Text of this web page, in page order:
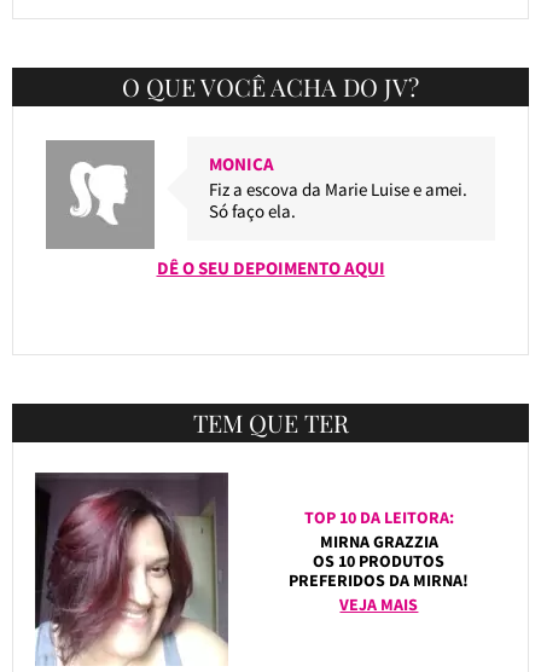
O QUE VOCÊ ACHA DO JV?
MONICA
Fiz a escova da Marie Luise e amei.
Só faço ela.
DÊ O SEU DEPOIMENTO AQUI
TEM QUE TER
TOP 10 DA LEITORA:
MIRNA GRAZZIA
OS 10 PRODUTOS
PREFERIDOS DA MIRNA!
VEJA MAIS